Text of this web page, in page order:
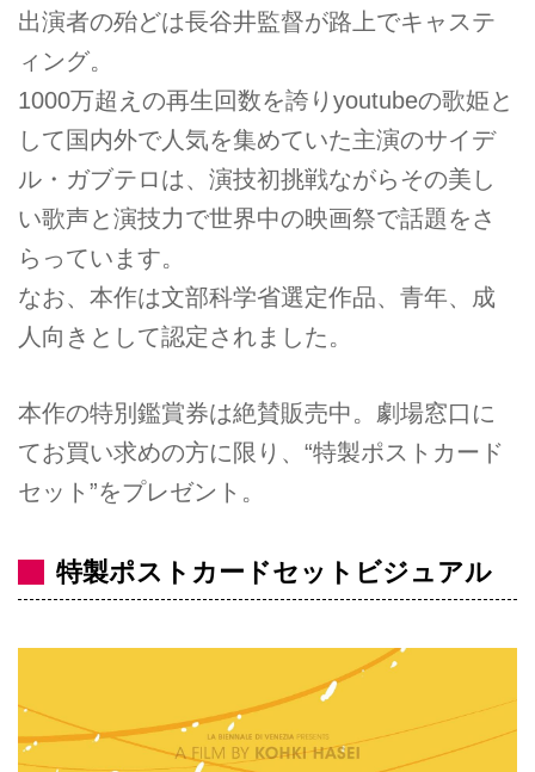
出演者の殆どは長谷井監督が路上でキャステ
ィング。
1000万超えの再生回数を誇りyoutubeの歌姫と
して国内外で人気を集めていた主演のサイデ
ル・ガブテロは、演技初挑戦ながらその美し
い歌声と演技力で世界中の映画祭で話題をさ
らっています。
なお、本作は文部科学省選定作品、青年、成
人向きとして認定されました。
本作の特別鑑賞券は絶賛販売中。劇場窓口に
てお買い求めの方に限り、“特製ポストカード
セット”をプレゼント。
特製ポストカードセットビジュアル